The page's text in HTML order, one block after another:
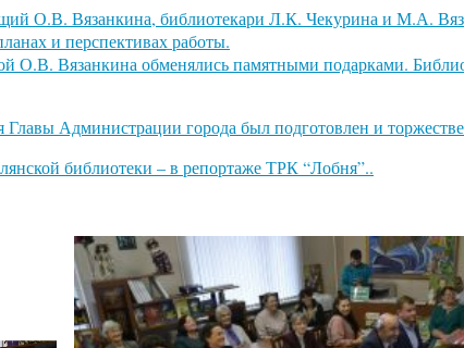
О.В. Вязанкина, библиотекари Л.К. Чекурина и М.А.
и перспективах работы.
Вязанкина обменялись памятными подарками.
Администрации города был подготовлен и
библиотеки – в репортаже ТРК “Лобня”..